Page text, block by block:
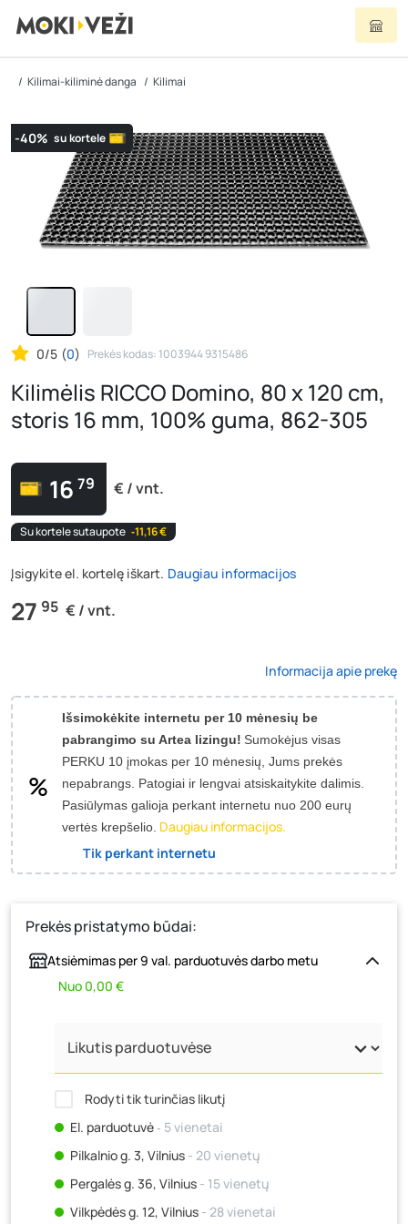
Kilimai-kiliminė danga Kilimai
-40% su kortele
0/5 (0) Prekės kodas: 1003944 9315486
Kilimėlis RICCO Domino, 80 x 120 cm,
storis 16 mm, 100% guma, 862-305
16 79 € / vnt.
Su kortele sutaupote ‐11,16 €
Įsigykite el. kortelę iškart. Daugiau informacijos
27 95 € / vnt.
Informacija apie prekę
Išsimokėkite internetu per 10 mėnesių be
pabrangimo su Artea lizingu! Sumokėjus visas
PERKU 10 įmokas per 10 mėnesių, Jums prekės
nepabrangs. Patogiai ir lengvai atsiskaitykite dalimis.
Pasiūlymas galioja perkant internetu nuo 200 eurų
vertės krepšelio. Daugiau informacijos.
Tik perkant internetu
Prekės pristatymo būdai:
Atsiėmimas per 9 val. parduotuvės darbo metu
Nuo 0,00 €
Rodyti tik turinčias likutį
El. parduotuvė‐ 5 vienetai
Pilkalnio g. 3, Vilnius - 20 vienetų
Pergalės g. 36, Vilnius - 15 vienetų
Vilkpėdės g. 12, Vilnius - 28 vienetai